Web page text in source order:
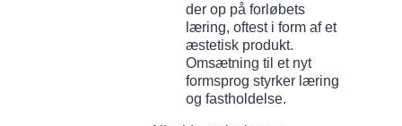
der op på forløbets
læring, oftest i form af et
æstetisk produkt.
Omsætning til et nyt
formsprog styrker læring
og fastholdelse.